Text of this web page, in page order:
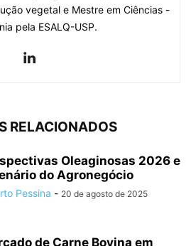
vegetal e Mestre em Ciências -
pela ESALQ-USP.
RELACIONADOS
Oleaginosas 2026 e
do Agronegócio
Pessina - 20 de agosto de 2025
de Carne Bovina em